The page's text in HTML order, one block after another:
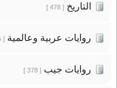
التاريخ[ 478 ]
روايات عربية وعالمية[ 395 ]
روايات جيب[ 378 ]